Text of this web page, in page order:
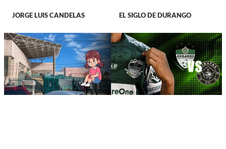
JORGE LUIS CANDELAS EL SIGLO DE DURANGO